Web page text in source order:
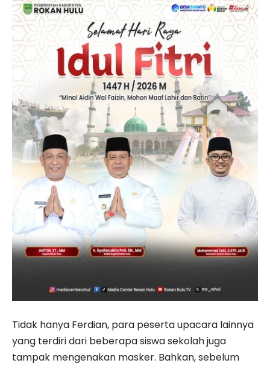
Tidak hanya Ferdian, para peserta upacara lainnya
yang terdiri dari beberapa siswa sekolah juga
tampak mengenakan masker. Bahkan, sebelum